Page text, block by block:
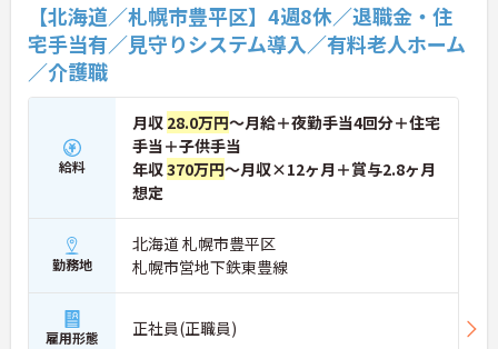
★おすすめPOINT★
【安定した経営基盤とキャリア支援】
・全国140以上の施設を展開し連続増収を続ける安
定法人が運営しています
・資格取得支援や職種別研修制度があり有資格者の
スキルアップを応援しています
・昇格実績もあり頑張りがしっかり評価される風通
しの良い環境です
【最新設備による負担軽減と働きやすさ】
・最新の見守りシステム導入により夜勤時の巡視の
手間を大きく軽減しています
・機器の導入にあたっては誰でも使いこなせるよう
丁寧な指導を実施しています
【生活を支える充実の福利厚生】
・住宅手当や子供手当などご家族の生活もサポート
する手当を完備しています
【北海道／札幌市豊平区】4週8休／退職金・住
宅手当有／見守りシステム導入／有料老人ホーム
／介護職
給料
月収 28.0万円～月給＋夜勤手当4回分＋住宅
手当＋子供手当
年収370万円～月収×12ヶ月＋賞与2.8ヶ月
想定
勤務地
北海道 札幌市豊平区
札幌市営地下鉄東豊線
雇用形態 正社員(正職員)